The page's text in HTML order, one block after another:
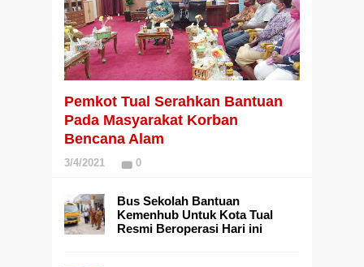
Pemkot Tual Serahkan Bantuan
Pada Masyarakat Korban
Bencana Alam
3/4/2021 0
Bus Sekolah Bantuan
Kemenhub Untuk Kota Tual
Resmi Beroperasi Hari ini